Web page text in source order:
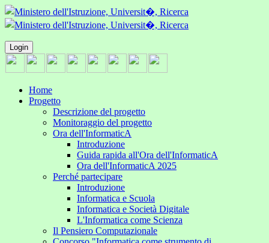
Login
Home
Progetto
Descrizione del progetto
Monitoraggio del progetto
Ora dell'InformaticA
Introduzione
Guida rapida all'Ora dell'InformaticA
Ora dell'InformaticA 2025
Perché partecipare
Introduzione
Informatica e Scuola
Informatica e Società Digitale
L'Informatica come Scienza
Il Pensiero Computazionale